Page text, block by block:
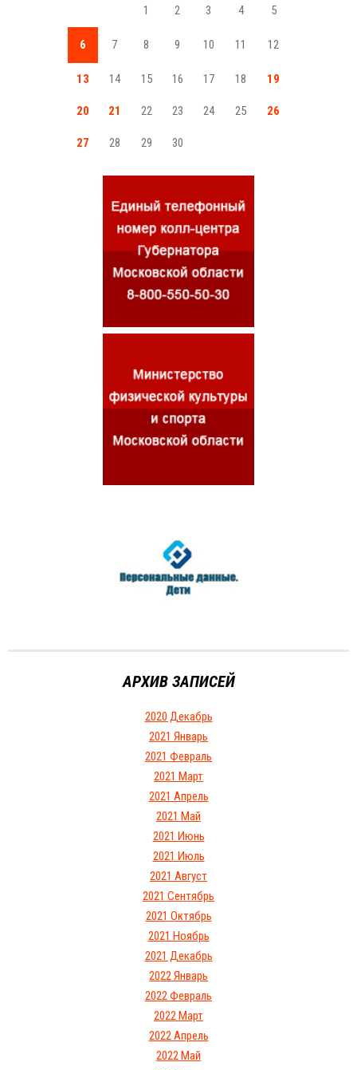
1 2 3 4 5
6 7 8 9 10 11 12
13 14 15 16 17 18 19
20 21 22 23 24 25 26
27 28 29 30
АРХИВ ЗАПИСЕЙ
2020 Декабрь
2021 Январь
2021 Февраль
2021 Март
2021 Апрель
2021 Май
2021 Июнь
2021 Июль
2021 Август
2021 Сентябрь
2021 Октябрь
2021 Ноябрь
2021 Декабрь
2022 Январь
2022 Февраль
2022 Март
2022 Апрель
2022 Май